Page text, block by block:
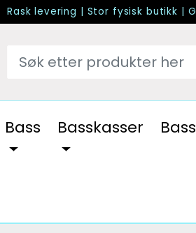
Rask levering | Stor fysisk butikk |
Bass Basskasser